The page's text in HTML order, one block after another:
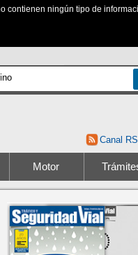
contienen ningún tipo de
Canal
Motor